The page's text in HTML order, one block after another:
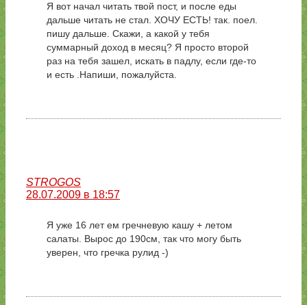
Я вот начал читать твой пост, и после еды
дальше читать не стал. ХОЧУ ЕСТЬ! так. поел.
пишу дальше. Скажи, а какой у тебя
суммарный доход в месяц? Я просто второй
раз на тебя зашел, искать в падлу, если где-то
и есть .Напиши, пожалуйста.
STROGOS
28.07.2009 в 18:57
Я уже 16 лет ем гречневую кашу + летом
салаты. Вырос до 190см, так что могу быть
уверен, что гречка рулид -)